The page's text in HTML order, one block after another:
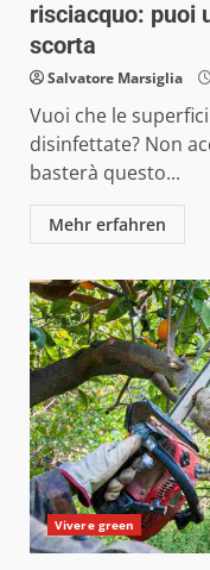
risciacquo: puoi
scorta
Salvatore Marsiglia
Vuoi che le
disinfettate? Non
basterà questo...
Mehr erfahren
Vivere green